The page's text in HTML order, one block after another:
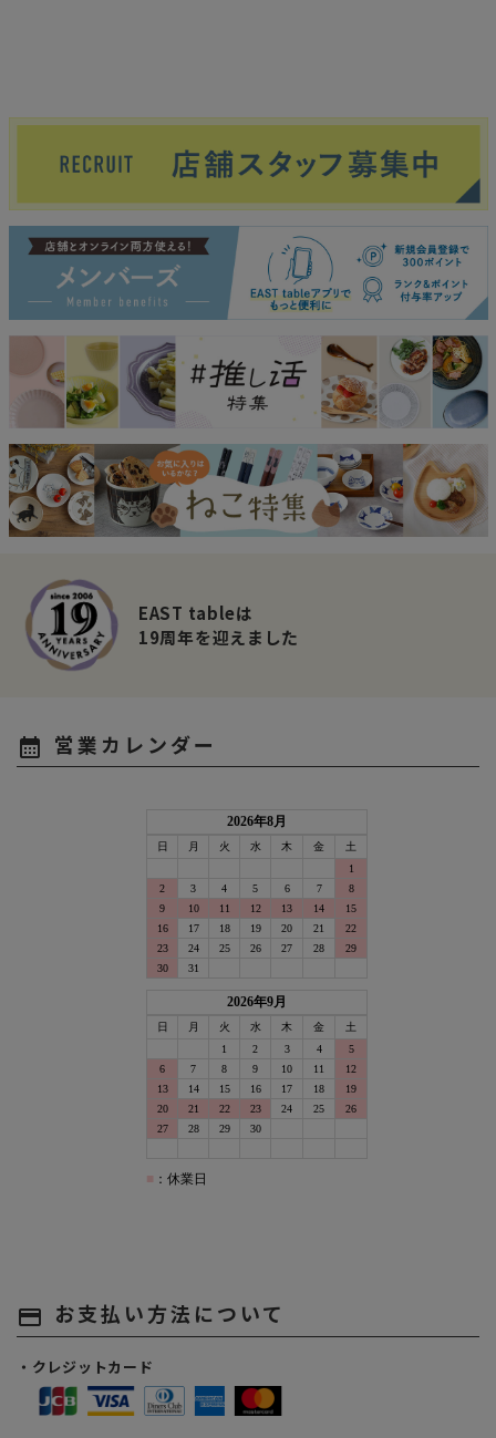
EAST tableは
19周年を迎えました
calendar_month 営業カレンダー
payment お支払い方法について
・クレジットカード